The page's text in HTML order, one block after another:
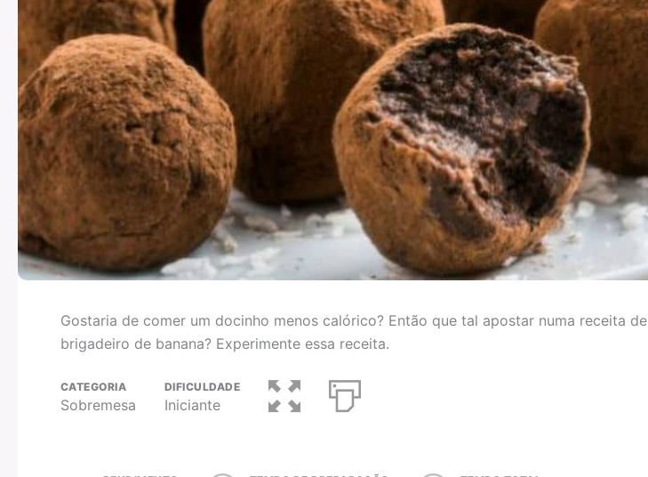
Gostaria de comer um docinho menos calórico? Então que tal apostar numa receita de
brigadeiro de banana? Experimente essa receita.
CATEGORIA
Sobremesa
DIFICULDADE
Iniciante